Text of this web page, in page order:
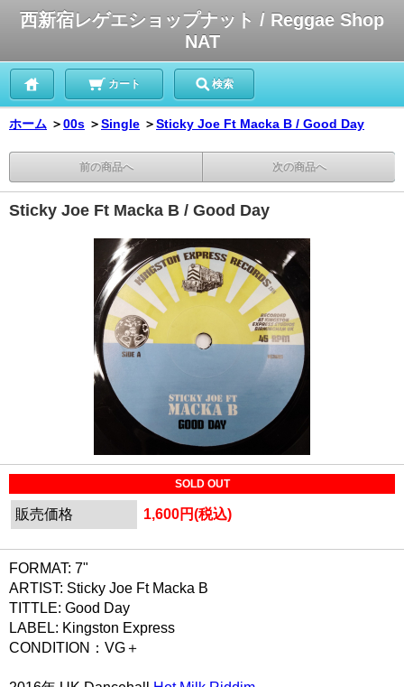
西新宿レゲエショップナット / Reggae Shop
NAT
カート 検索
ホーム ＞00s ＞Single ＞Sticky Joe Ft Macka B / Good Day
前の商品へ 次の商品へ
Sticky Joe Ft Macka B / Good Day
SOLD OUT
販売価格 1,600円(税込)
FORMAT: 7"
ARTIST: Sticky Joe Ft Macka B
TITTLE: Good Day
LABEL: Kingston Express
CONDITION：VG＋